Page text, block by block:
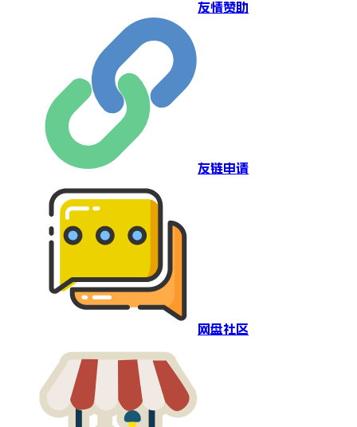
友情赞助
友链申请
网盘社区